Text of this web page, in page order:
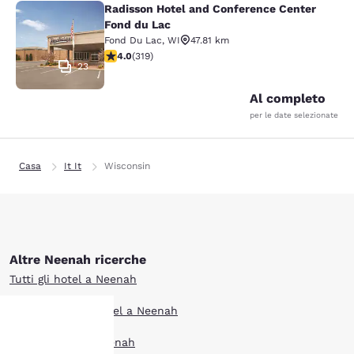
Radisson Hotel and Conference
23
Radisson Hotel and Conference Center
Fond du Lac
Fond Du Lac, WI
47.81 km
Valutazione di 4.05 stelle. Molto buono. 319 recensioni
4.0(319)
Al completo
per le date selezionate
Casa It It Wisconsin
Altre Neenah ricerche
Tutti gli hotel a Neenah
Boutique hotel Hotel a Neenah
Offerte hotel a Neenah